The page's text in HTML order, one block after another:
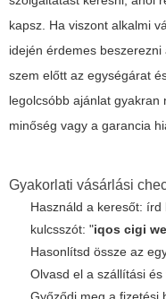
kapsz. Ha viszont alkalmi
idején érdemes
szem előtt az egységárat
legolcsóbb ajánlat gyakran
minőség vagy a garancia
Gyakorlati vásárlási
Használd a keresőt:
kulcsszót: "iqos cigi
Hasonlítsd össze az
Olvasd el a szállítási és